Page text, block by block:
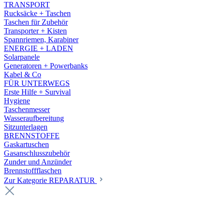
TRANSPORT
Rucksäcke + Taschen
Taschen für Zubehör
Transporter + Kisten
Spannriemen, Karabiner
ENERGIE + LADEN
Solarpanele
Generatoren + Powerbanks
Kabel & Co
FÜR UNTERWEGS
Erste Hilfe + Survival
Hygiene
Taschenmesser
Wasseraufbereitung
Sitzunterlagen
BRENNSTOFFE
Gaskartuschen
Gasanschlusszubehör
Zunder und Anzünder
Brennstoffflaschen
Zur Kategorie REPARATUR